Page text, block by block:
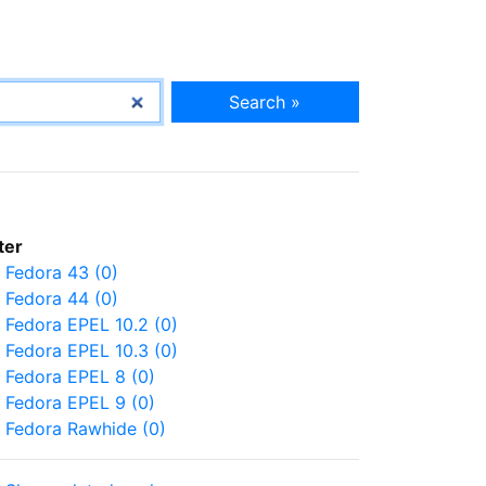
Search »
Fedora 43 (0)
Fedora 44 (0)
Fedora EPEL 10.2 (0)
Fedora EPEL 10.3 (0)
Fedora EPEL 8 (0)
Fedora EPEL 9 (0)
Fedora Rawhide (0)